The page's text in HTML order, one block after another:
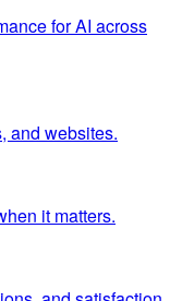
for AI across
and websites.
it matters.